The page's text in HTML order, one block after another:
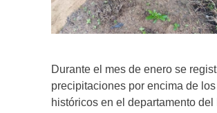
Durante el mes de enero se
precipitaciones por encima de
históricos en el departamento del